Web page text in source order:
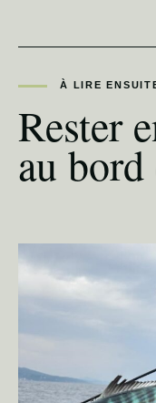
À LIRE
Rester
au bord